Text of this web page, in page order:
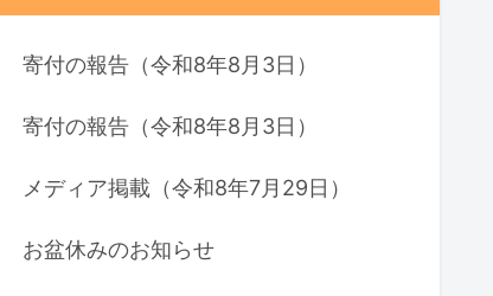
寄付の報告（令和8年8月3日）
寄付の報告（令和8年8月3日）
メディア掲載（令和8年7月29日）
お盆休みのお知らせ